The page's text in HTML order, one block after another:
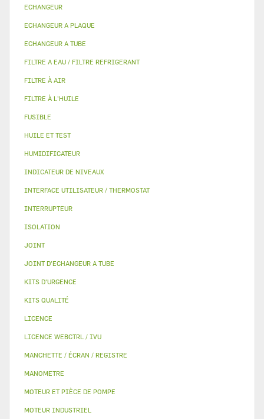
ECHANGEUR
ECHANGEUR A PLAQUE
ECHANGEUR A TUBE
FILTRE A EAU / FILTRE REFRIGERANT
FILTRE À AIR
FILTRE À L'HUILE
FUSIBLE
HUILE ET TEST
HUMIDIFICATEUR
INDICATEUR DE NIVEAUX
INTERFACE UTILISATEUR / THERMOSTAT
INTERRUPTEUR
ISOLATION
JOINT
JOINT D'ECHANGEUR A TUBE
KITS D'URGENCE
KITS QUALITÉ
LICENCE
LICENCE WEBCTRL / IVU
MANCHETTE / ÉCRAN / REGISTRE
MANOMETRE
MOTEUR ET PIÈCE DE POMPE
MOTEUR INDUSTRIEL